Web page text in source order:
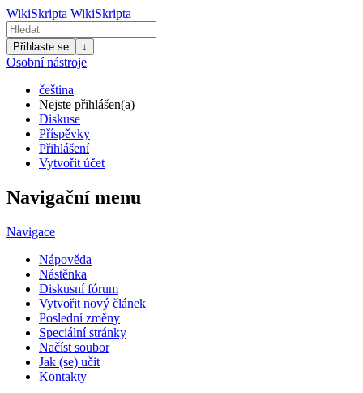
WikiSkripta WikiSkripta
Přihlaste se ↓
Osobní nástroje
čeština
Nejste přihlášen(a)
Diskuse
Příspěvky
Přihlášení
Vytvořit účet
Navigační menu
Navigace
Nápověda
Nástěnka
Diskusní fórum
Vytvořit nový článek
Poslední změny
Speciální stránky
Načíst soubor
Jak (se) učit
Kontakty